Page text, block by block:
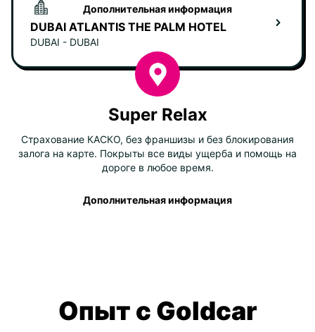
DUBAI ATLANTIS THE PALM HOTEL
DUBAI - DUBAI
Дополнительная информация
Super Relax
Страхование КАСКО, без франшизы и без блокирования
залога на карте. Покрыты все виды ущерба и помощь на
дороге в любое время.
Дополнительная информация
Опыт с Goldcar